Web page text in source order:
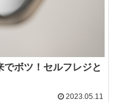
ボツ！セルフレジと
2023.05.11